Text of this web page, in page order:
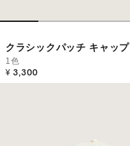
クラシックパッチ キャップ
1色
¥ 3,300